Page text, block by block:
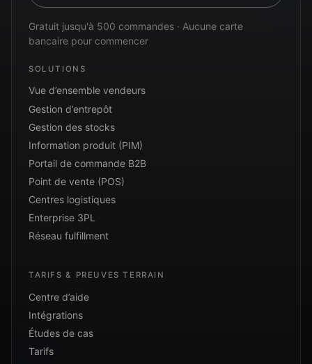
Gratuit jusqu'à 500 commandes · Aucune carte
bancaire pour commencer
SOLUTIONS
Vue d’ensemble vendeurs
Gestion d’entrepôt
Gestion des stocks
Information produit (PIM)
Portail de commande B2B
Point de vente (POS)
Centres logistiques
Enterprise 3PL
Réseau fulfillment
TARIFS & PREUVES TERRAIN
Centre d’aide
Intégrations
Études de cas
Tarifs